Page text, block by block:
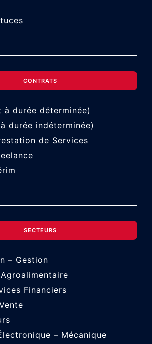
CONTRATS
à durée déterminée)
durée indéterminée)
de Services
SECTEURS
– Gestion
Financiers
– Mécanique